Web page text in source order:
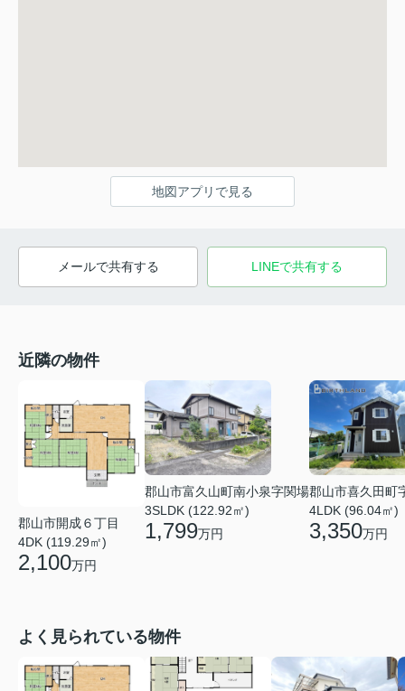
地図アプリで見る
メールで共有する LINEで共有する
近隣の物件
郡山市開成６丁目
4DK (119.29㎡)
2,100万円
郡山市富久山町南小泉字関場
3SLDK (122.92㎡)
1,799万円
郡山市喜久田町
4LDK (96.04㎡)
3,350万円
よく見られている物件